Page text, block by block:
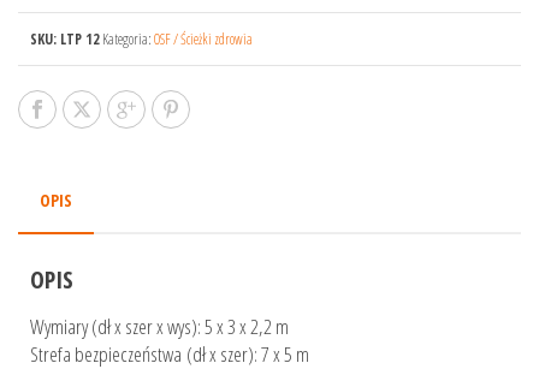
SKU: LTP 12Kategoria:OSF / Ścieżki zdrowia
OPIS
OPIS
Wymiary (dł x szer x wys): 5 x 3 x 2,2 m
Strefa bezpieczeństwa (dł x szer): 7 x 5 m